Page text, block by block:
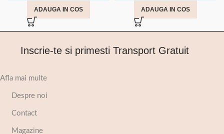
ADAUGA IN COS ADAUGA IN COS
Inscrie-te si primesti Transport Gratuit
Afla mai multe
Despre noi
Contact
Magazine